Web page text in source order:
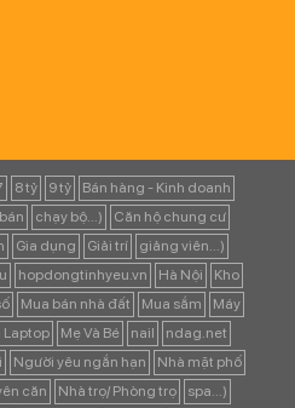
8 tỷ 9 tỷ
Bán hàng - Kinh doanh
chạy bộ...)
Căn hộ chung cư
Gia dụng Giải trí
giảng viên...)
hopdongtinhyeu.vn Hà Nội
Kho
Mua bán nhà đất Mua sắm
Máy
Laptop Mẹ Và Bé nail
ndag.net
Người yêu ngắn hạn
Nhà mặt phố
căn Nhà trọ/ Phòng trọ
spa...)